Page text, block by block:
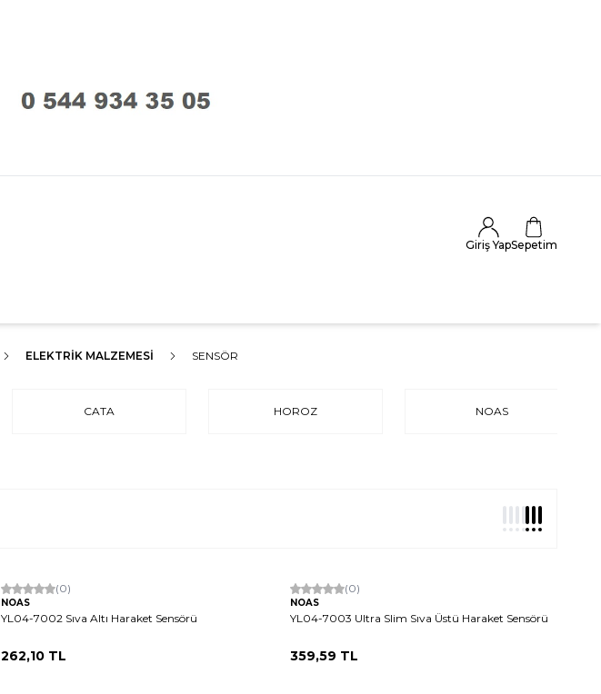
Giriş YapSepetim
ELEKTRIK MALZEMESI SENSÖR
CATA HOROZ NOAS
(0)
NOAS
YL04-7002 Sıva Altı Haraket Sensörü
262,10 TL
(0)
NOAS
YL04-7003 Ultra Slim Sıva Üstü Haraket Sensörü
359,59 TL